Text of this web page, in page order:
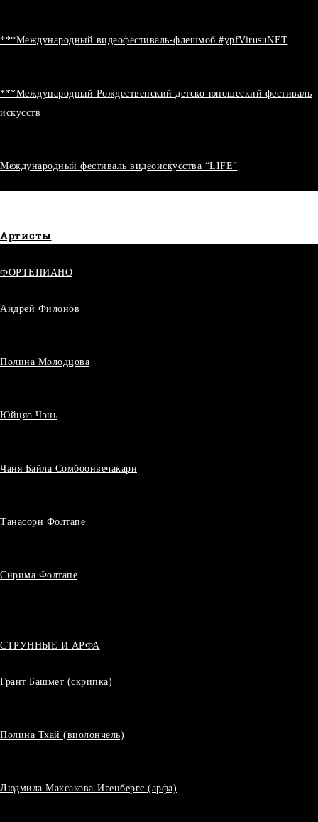
***Международный видеофестиваль-флешмоб #ypfVirusuNET
***Международный Рождественский детско-юношеский фестиваль
искусств
Международный фестиваль видеоискусства “LIFE”
Артисты
ФОРТЕПИАНО
Андрей Филонов
Полина Молодцова
Юйцяо Чэнь
Чаня Байла Сомбоонвечакарн
Танасорн Фолтапе
Сирима Фолтапе
СТРУННЫЕ И АРФА
Грант Башмет (скрипка)
Полина Тхай (виолончель)
Людмила Максакова-Игенбергс (арфа)